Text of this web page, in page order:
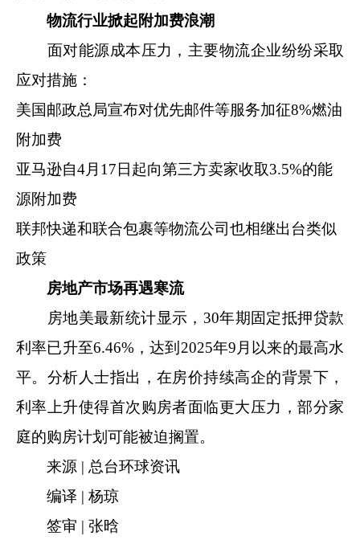
物流行业掀起附加费浪潮
面对能源成本压力，主要物流企业纷纷采取
应对措施：
美国邮政总局宣布对优先邮件等服务加征8%燃油
附加费
亚马逊自4月17日起向第三方卖家收取3.5%的能
源附加费
联邦快递和联合包裹等物流公司也相继出台类似
政策
房地产市场再遇寒流
房地美最新统计显示，30年期固定抵押贷款
利率已升至6.46%，达到2025年9月以来的最高水
平。分析人士指出，在房价持续高企的背景下，
利率上升使得首次购房者面临更大压力，部分家
庭的购房计划可能被迫搁置。
来源 | 总台环球资讯
编译 | 杨琼
签审 | 张晗